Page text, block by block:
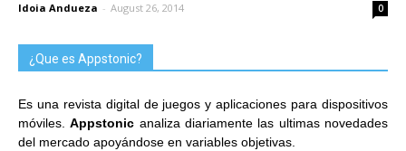
Idoia Andueza - August 26, 2014 0
¿Que es Appstonic?
Es una revista digital de juegos y aplicaciones para dispositivos
móviles.Appstonic analiza diariamente las ultimas novedades
del mercado apoyándose en variables objetivas.